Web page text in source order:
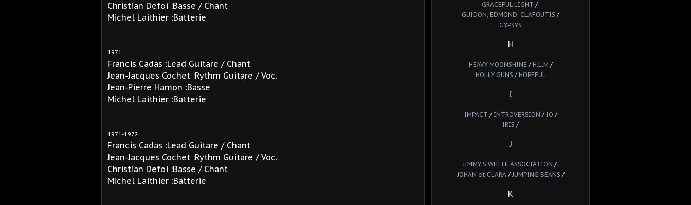
Christian Defoi :Basse / Chant
Michel Laithier :Batterie
1971
Francis Cadas :Lead Guitare / Chant
Jean-Jacques Cochet :Rythm Guitare / Voc.
Jean-Pierre Hamon :Basse
Michel Laithier :Batterie
1971-1972
Francis Cadas :Lead Guitare / Chant
Jean-Jacques Cochet :Rythm Guitare / Voc.
Christian Defoi :Basse / Chant
Michel Laithier :Batterie
GRACEFUL LIGHT /
GUIDON, EDMOND, CLAFOUTIS /
GYPSYS
H
HEAVY MOONSHINE / H.L.M /
HOLLY GUNS / HOPEFUL
I
IMPACT / INTROVERSION / IO /
IRIS /
J
JIMMY'S WHITE ASSOCIATION /
JOHAN et CLARA/ JUMPING BEANS /
K